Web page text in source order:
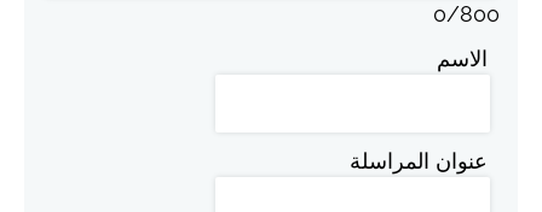
0/800
الاسم
عنوان المراسلة